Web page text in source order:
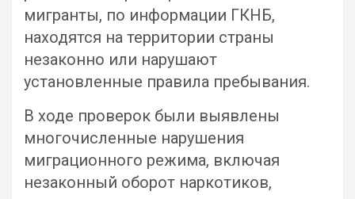
мигранты, по информации ГКНБ,
находятся на территории страны
незаконно или нарушают
установленные правила пребывания.
В ходе проверок были выявлены
многочисленные нарушения
миграционного режима, включая
незаконный оборот наркотиков,